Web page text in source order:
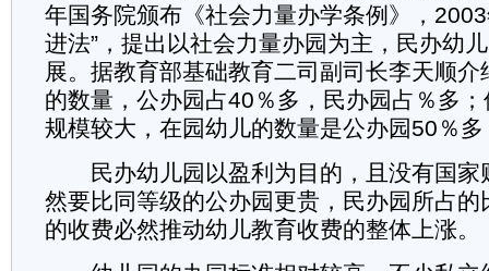
年国务院颁布《社会力量办学条例》，
进法”，提出以社会力量办园为主，民办幼
展。据教育部基础教育二司副司长李天顺
的数量，公办园占40％多，民办园占％多
规模较大，在园幼儿的数量是公办园50％
民办幼儿园以盈利为目的，且没有国家
然要比同等级的公办园更贵，民办园所占
的收费必然推动幼儿教育收费的整体上涨。